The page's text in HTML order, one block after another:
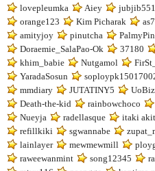
lovepleumka
Aiey jubjib551
orange123
Kim Picharak
amityjoy
pinutcha
Doraemie_SalaPao-Ok
37180
khim_babie
Nutgamol
YaradaSosun
mmdiary
JUTATINY5 UoBiz
Death-the-kid
rainbowchoco
Nueyja
radellasque itaki
refillkiki
sgwannabe
lainlayer
mewmewmill
raweewanmint
song12345